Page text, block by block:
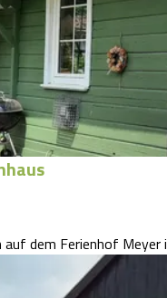
dem Ferienhof